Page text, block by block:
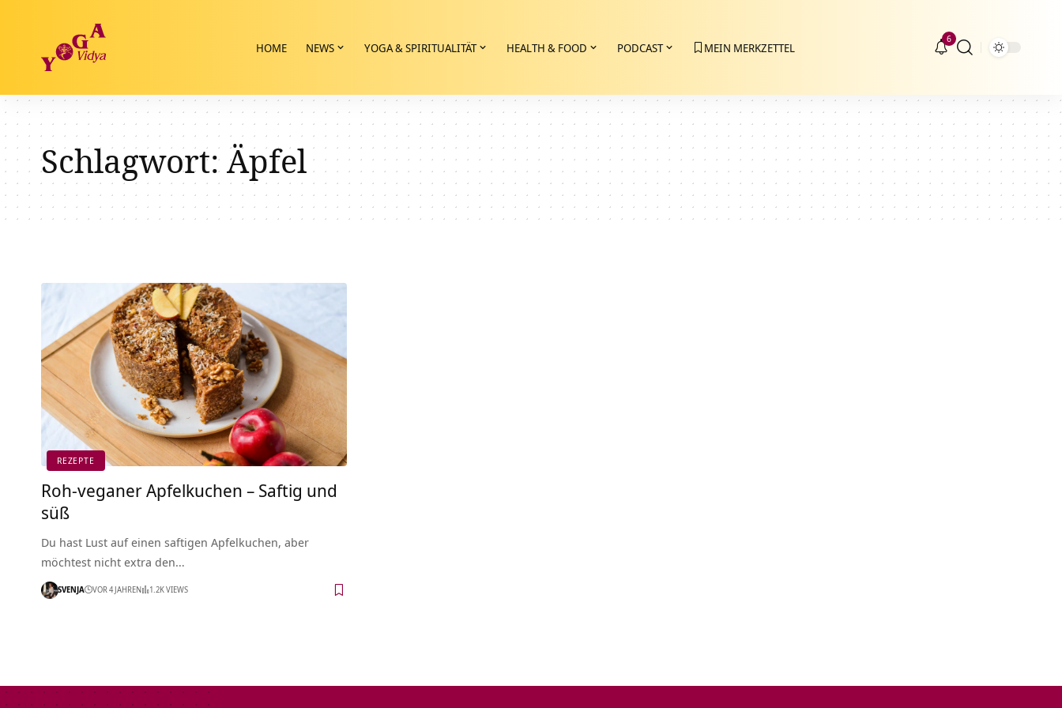
HOME NEWS YOGA & SPIRITUALITÄT HEALTH & FOOD PODCAST MEIN MERKZETTEL
6
Schlagwort:Äpfel
REZEPTE
Roh-veganer Apfelkuchen – Saftig und
süß
Du hast Lust auf einen saftigen Apfelkuchen, aber
möchtest nicht extra den…
SVENJA VOR 4 JAHREN 1.2K VIEWS